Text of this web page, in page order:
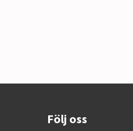
Följ oss